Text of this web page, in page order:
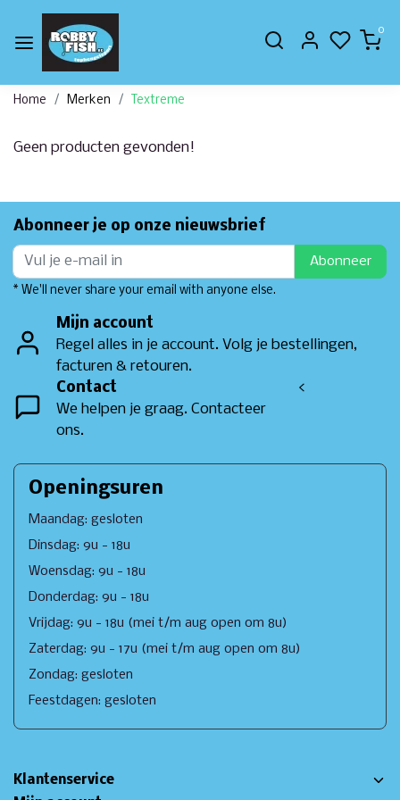
0
Home Merken Textreme
Geen producten gevonden!
Abonneer je op onze nieuwsbrief
Abonneer
* We'll never share your email with anyone else.
Mijn account
Regel alles in je account. Volg je bestellingen,
facturen & retouren.
Contact
We helpen je graag. Contacteer
ons.
<
Openingsuren
Maandag: gesloten
Dinsdag: 9u - 18u
Woensdag: 9u - 18u
Donderdag: 9u - 18u
Vrijdag: 9u - 18u (mei t/m aug open om 8u)
Zaterdag: 9u - 17u (mei t/m aug open om 8u)
Zondag: gesloten
Feestdagen: gesloten
Klantenservice